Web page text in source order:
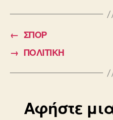
c
e
b
o
o
ailtt
← ΣΠΟΡ
→ ΠΟΛΙΤΙΚΗ
Αφήστε